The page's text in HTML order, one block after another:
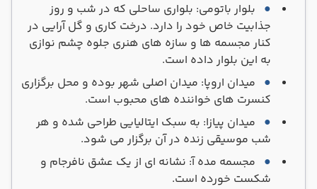
بلوار باتومی: بلواری ساحلی که در شب و روز
جذابیت خاص خود را دارد. درخت کاری و گل آرایی در
کنار مجسمه ها و سازه های هنری جلوه چشم نوازی
به این بلوار داده است.
میدان اروپا: میدان اصلی شهر بوده و محل برگزاری
کنسرت های خواننده های محبوب است.
میدان پیازا: به سبک ایتالیایی طراحی شده و هر
شب موسیقی زنده در آن برگزار می شود.
مجسمه مده آ: نشانه ای از یک عشق نافرجام و
شکست خورده است.